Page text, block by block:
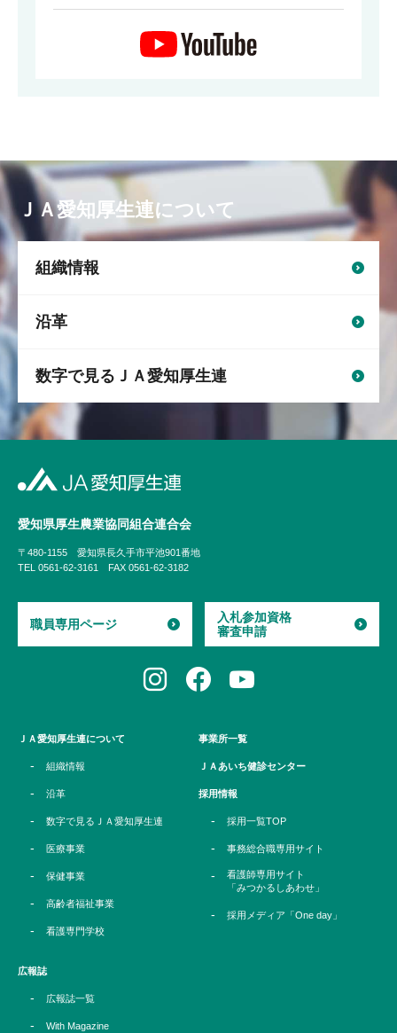
ＪＡ愛知厚生連について
組織情報
沿革
数字で見るＪＡ愛知厚生連
愛知県厚生農業協同組合連合会
〒480-1155 愛知県長久手市平池901番地
TEL 0561-62-3161 FAX 0561-62-3182
ＪＡ愛知厚生連について
組織情報
沿革
数字で見るＪＡ愛知厚生連
医療事業
保健事業
高齢者福祉事業
看護専門学校
事業所一覧
ＪＡあいち健診センター
採用情報
採用一覧TOP
事務総合職専用サイト
看護師専用サイト
「みつかるしあわせ」
採用メディア「One day」
広報誌
広報誌一覧
With Magazine
職員専用ページ
入札参加資格
審査申請